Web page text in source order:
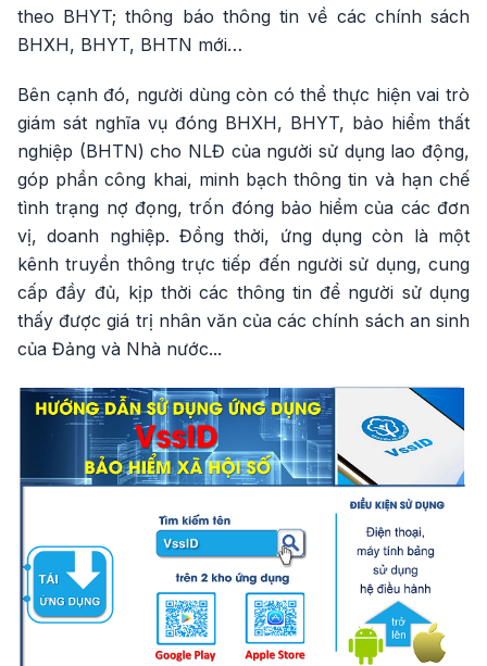
theo BHYT; thông báo thông tin về các chính sách
BHXH, BHYT, BHTN mới…
Bên cạnh đó, người dùng còn có thể thực hiện vai trò
giám sát nghĩa vụ đóng BHXH, BHYT, bảo hiểm thất
nghiệp (BHTN) cho NLĐ của người sử dụng lao động,
góp phần công khai, minh bạch thông tin và hạn chế
tình trạng nợ đọng, trốn đóng bảo hiểm của các đơn
vị, doanh nghiệp. Đồng thời, ứng dụng còn là một
kênh truyền thông trực tiếp đến người sử dụng, cung
cấp đầy đủ, kịp thời các thông tin để người sử dụng
thấy được giá trị nhân văn của các chính sách an sinh
của Đảng và Nhà nước...